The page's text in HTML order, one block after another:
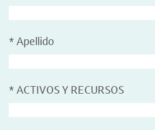
* Apellido
* ACTIVOS Y RECURSOS